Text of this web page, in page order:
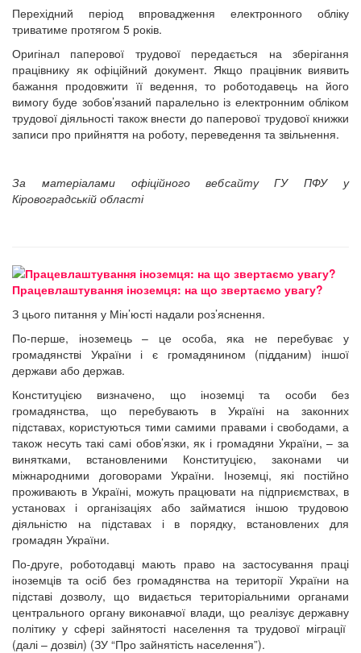
Перехідний період впровадження електронного обліку
триватиме протягом 5 років.
Оригінал паперової трудової передається на зберігання
працівнику як офіційний документ. Якщо працівник виявить
бажання продовжити її ведення, то роботодавець на його
вимогу буде зобов’язаний паралельно із електронним обліком
трудової діяльності також внести до паперової трудової книжки
записи про прийняття на роботу, переведення та звільнення.
За матеріалами офіційного вебсайту ГУ ПФУ у
Кіровоградській області
Працевлаштування іноземця: на що звертаємо увагу?
З цього питання у Мін’юсті надали роз’яснення.
По-перше, іноземець – це особа, яка не перебуває у
громадянстві України і є громадянином (підданим) іншої
держави або держав.
Конституцією визначено, що іноземці та особи без
громадянства, що перебувають в Україні на законних
підставах, користуються тими самими правами і свободами, а
також несуть такі самі обов’язки, як і громадяни України, – за
винятками, встановленими Конституцією, законами чи
міжнародними договорами України. Іноземці, які постійно
проживають в Україні, можуть працювати на підприємствах, в
установах і організаціях або займатися іншою трудовою
діяльністю на підставах і в порядку, встановлених для
громадян України.
По-друге, роботодавці мають право на застосування праці
іноземців та осіб без громадянства на території України на
підставі дозволу, що видається територіальними органами
центрального органу виконавчої влади, що реалізує державну
політику у сфері зайнятості населення та трудової міграції
(далі – дозвіл) (ЗУ “Про зайнятість населення”).